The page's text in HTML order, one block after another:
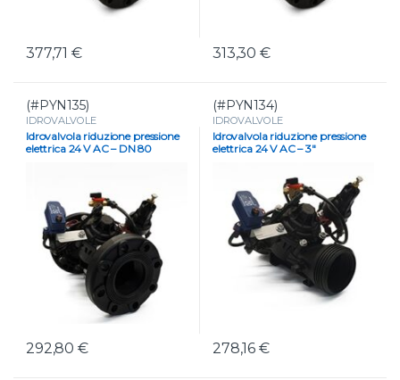
377,71€ 313,30€
(#PYN135)
IDROVALVOLE
Idrovalvola riduzione pressione
elettrica 24 V AC – DN 80
292,80€
(#PYN134)
IDROVALVOLE
Idrovalvola riduzione pressione
elettrica 24 V AC – 3″
278,16€